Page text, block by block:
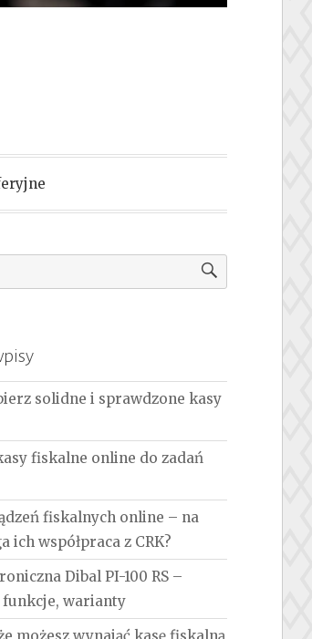
solidne i sprawdzone kasy
fiskalne online do zadań
fiskalnych online – na
ich współpraca z CRK?
Dibal PI-100 RS –
funkcje, warianty